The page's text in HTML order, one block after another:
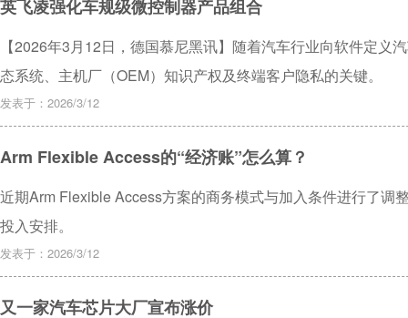
英飞凌强化车规级微控制器产品组合
【2026年3月12日，德国慕尼黑讯】随着汽车行业向软件定义
态系统、主机厂（OEM）知识产权及终端客户隐私的关键。
发表于：2026/3/12
Arm Flexible Access的“经济账”怎么算？
近期Arm Flexible Access方案的商务模式与加入条件进行了调
投入安排。
发表于：2026/3/12
又一家汽车芯片大厂宣布涨价